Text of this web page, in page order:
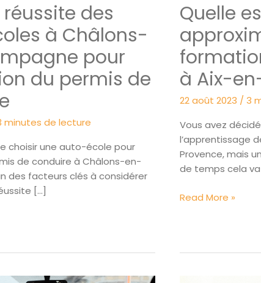
des
à Châlons-
pour
du permis de
minutes de lecture
choisir une auto-école pour
de conduire à Châlons-en-
des facteurs clés à considérer
[…]
Quelle
à Aix-
22 août 2023 / 3
Vous avez
l’apprentissage
Provence, mais
de temps cela
Quelle
approximative
Read More »